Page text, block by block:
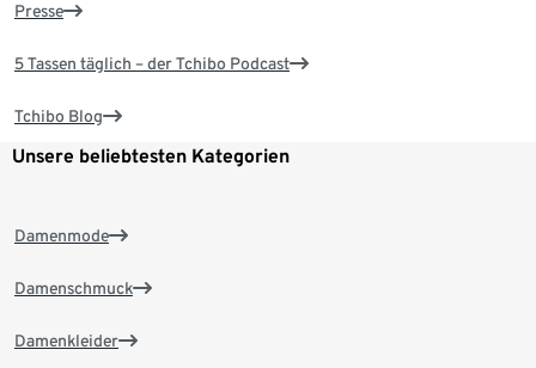
Presse
5 Tassen täglich – der Tchibo Podcast
Tchibo Blog
Unsere beliebtesten Kategorien
Damenmode
Damenschmuck
Damenkleider